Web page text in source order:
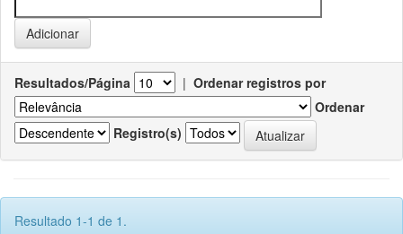
Resultados/Página | Ordenar registros por
Ordenar
Registro(s)
Resultado 1-1 de 1.